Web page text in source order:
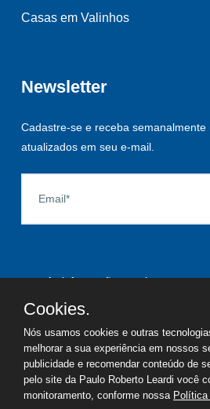
Casas em Valinhos
Newsletter
Cadastre-se e receba
atualizados em seu e-mail.
As informações aqui constantes
proprietário do imóvel e estão
©2026Copyright - Paulo Roberto
Cookies.
Nós usamos cookies e outras
melhorar a sua experiência em nossos
publicidade e recomendar conteúdo de
pelo site da Paulo Roberto Leardi você
monitoramento, conforme nossa Política